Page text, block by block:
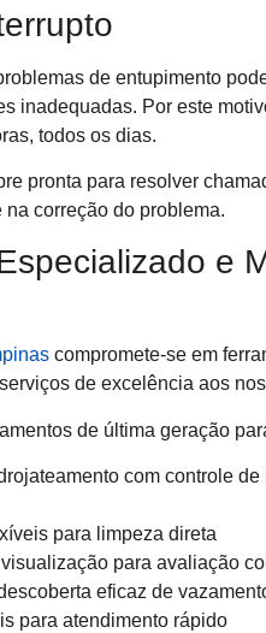
de entupimento
inadequadas. Por este
todos os dias.
pronta para resolver
correção do problema.
e
compromete-se em
de excelência aos
de última geração
com controle
para limpeza direta
para avaliação
eficaz de
para atendimento rápido